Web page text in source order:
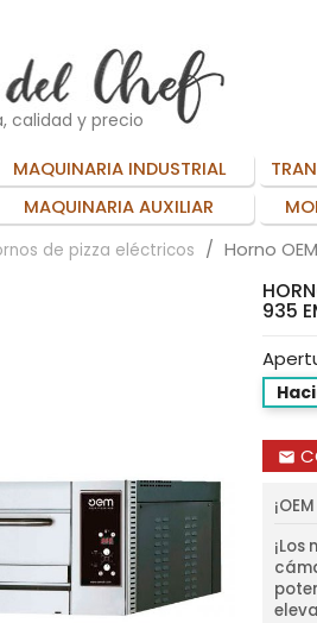
calidad y precio
MAQUINARIA INDUSTRIAL
MAQUINARIA AUXILIAR
de pizza eléctricos Horno
935
email